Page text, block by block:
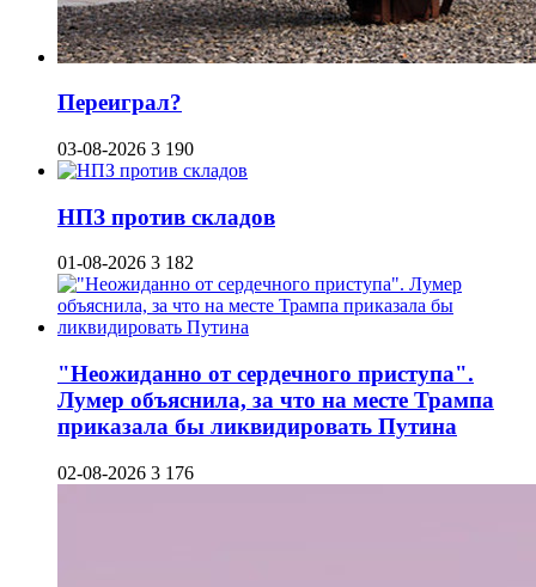
Переиграл?
03-08-2026 3 190
НПЗ против складов
01-08-2026 3 182
"Неожиданно от сердечного приступа".
Лумер объяснила, за что на месте Трампа
приказала бы ликвидировать Путина
02-08-2026 3 176